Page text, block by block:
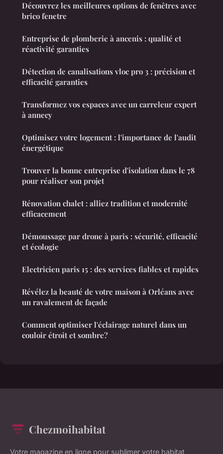
Découvrez les meilleures options de fenêtres avec
brico fenetre
Entreprise de plomberie à ancenis : qualité et
réactivité garanties
Détection de canalisations vloc pro 3 : précision et
efficacité garanties
Transformez vos espaces avec un carreleur expert
à annecy
Optimisez votre logement : l'importance de l'audit
énergétique
Trouver la bonne entreprise d'isolation dans le 78
pour réaliser son projet
Rénovation chalet : alliez tradition et modernité
efficacement
Démoussage par drone à paris : sécurité, efficacité
et écologie
Electricien paris 15 : des services fiables et rapides
Révélez la beauté de votre maison à Orléans avec
un ravalement de façade
Comment optimiser l'éclairage naturel dans un
couloir étroit et sombre?
Chezmoihabitat
Votre magazine en ligne pour sublimer votre habitat